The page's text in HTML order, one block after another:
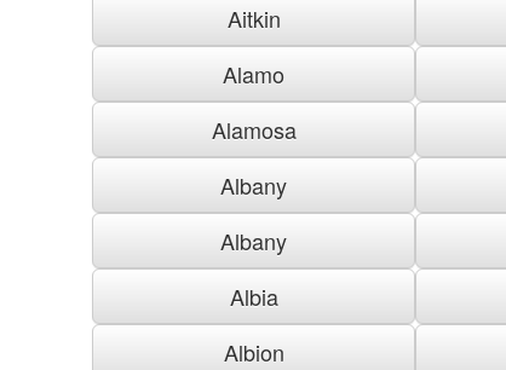
Aitkin
Alamo
Alamosa
Albany
Albany
Albia
Albion